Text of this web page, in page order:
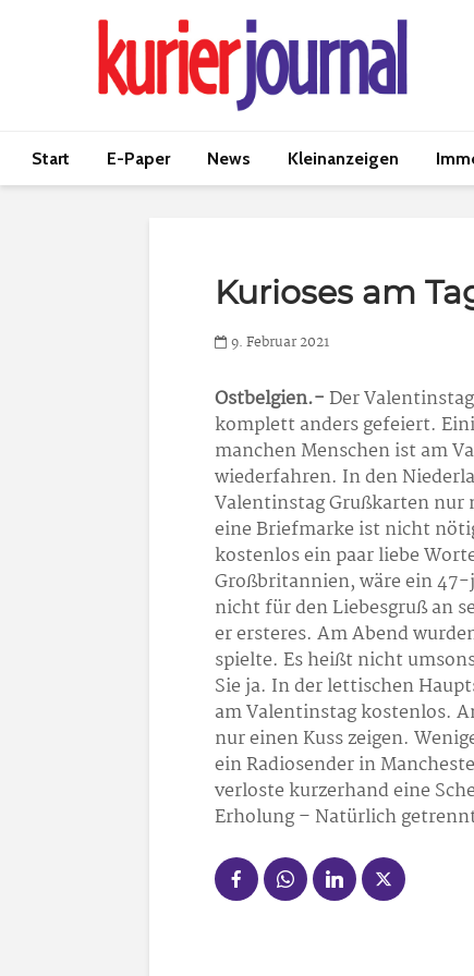
Start E-Paper News Kleinanzeigen
Kurioses am
9. Februar 2021
Ostbelgien.-Der
komplett anders gefeiert.
manchen Menschen ist am
wiederfahren. In den
Valentinstag Grußkarten
eine Briefmarke ist nicht
kostenlos ein paar liebe
Großbritannien, wäre ein
nicht für den Liebesgruß an
er ersteres. Am Abend
spielte. Es heißt nicht
Sie ja. In der lettischen
am Valentinstag kostenlos.
nur einen Kuss zeigen.
ein Radiosender in
verloste kurzerhand eine
Erholung – Natürlich